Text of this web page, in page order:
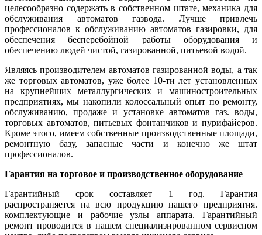
целесообразно содержать в собственном штате, механика для
обслуживания автоматов газвода. Лучше привлечь
профессионалов к обслуживанию автоматов газировки, для
обеспечения беcперебойной работы оборудования и
обеспечению людей чистой, газированной, питьевой водой.
Являясь производителем автоматов газированной воды, а так
же торговых автоматов, уже более 10-ти лет установленных
на крупнейших металлургических и машиностроительных
предприятиях, мы накопили колоссальный опыт по ремонту,
обслуживанию, продаже и установке автоматов газ. воды,
торговых автоматов, питьевых фонтанчиков и пурифайеров.
Кроме этого, имеем собственные производственные площади,
ремонтную базу, запасные части и конечно же штат
профессионалов.
Гарантия на торговое и производственное оборудование
Гарантийный срок составляет 1 год. Гарантия
распространяется на всю продукцию нашего предприятия.
комплектующие и рабочие узлы аппарата. Гарантийный
ремонт проводится в нашем специализированном сервисном